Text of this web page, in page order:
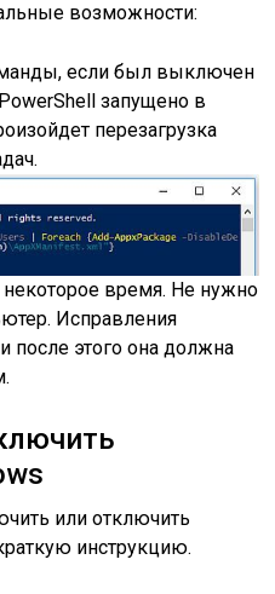
возможности:
если был выключен
запущено в
перезагрузка
время. Не нужно
Исправления
после этого она должна
или отключить
инструкцию.